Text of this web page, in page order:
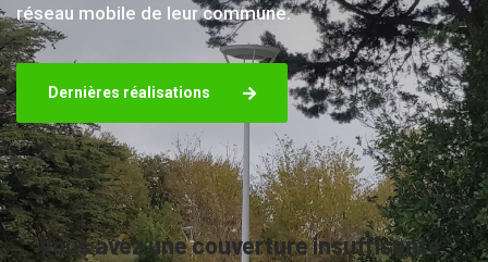
réseau mobile de leur commune.
Dernières réalisations
Vous avez une couverture insuffisante